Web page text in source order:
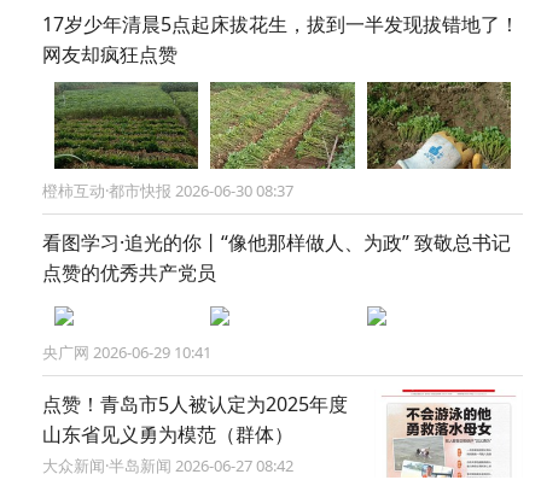
17岁少年清晨5点起床拔花生，拔到一半发现拔错地了！
网友却疯狂点赞
橙柿互动·都市快报 2026-06-30 08:37
看图学习·追光的你丨“像他那样做人、为政” 致敬总书记
点赞的优秀共产党员
央广网 2026-06-29 10:41
点赞！青岛市5人被认定为2025年度
山东省见义勇为模范（群体）
大众新闻·半岛新闻 2026-06-27 08:42